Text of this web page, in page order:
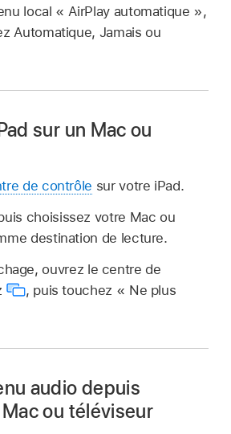
local « AirPlay automatique »,
Automatique, Jamais ou
sur un Mac ou
de contrôle sur votre iPad.
choisissez votre Mac ou
destination de lecture.
ouvrez le centre de
, puis touchez « Ne plus
audio depuis
Mac ou téléviseur